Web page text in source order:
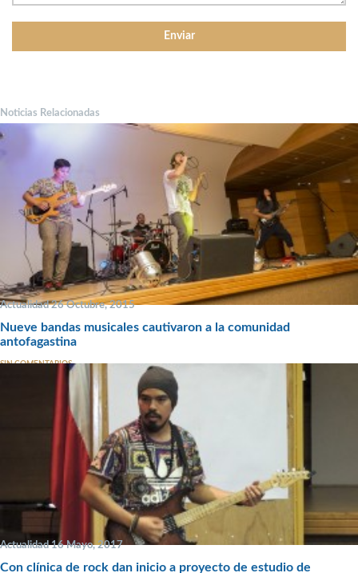
Noticias Relacionadas
Actualidad 26 Octubre, 2015
Nueve bandas musicales cautivaron a la comunidad
antofagastina
SIN COMENTARIOS
Actualidad 16 Mayo, 2017
Con clínica de rock dan inicio a proyecto de estudio de